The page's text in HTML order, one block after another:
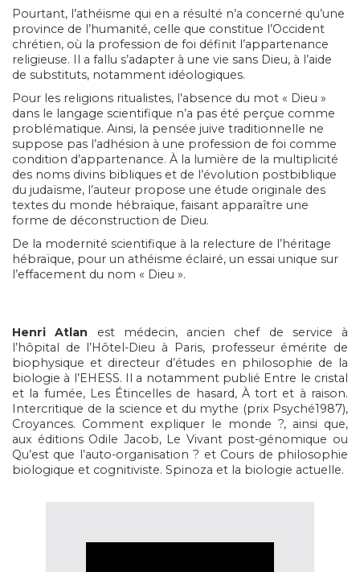
Pourtant, l’athéisme qui en a résulté n’a concerné qu’une
province de l’humanité, celle que constitue l’Occident
chrétien, où la profession de foi définit l’appartenance
religieuse. Il a fallu s’adapter à une vie sans Dieu, à l’aide
de substituts, notamment idéologiques.
Pour les religions ritualistes, l’absence du mot « Dieu »
dans le langage scientifique n’a pas été perçue comme
problématique. Ainsi, la pensée juive traditionnelle ne
suppose pas l’adhésion à une profession de foi comme
condition d’appartenance. À la lumière de la multiplicité
des noms divins bibliques et de l’évolution postbiblique
du judaïsme, l’auteur propose une étude originale des
textes du monde hébraïque, faisant apparaître une
forme de déconstruction de Dieu.
De la modernité scientifique à la relecture de l’héritage
hébraïque, pour un athéisme éclairé, un essai unique sur
l’effacement du nom « Dieu ».
Henri Atlan est médecin, ancien chef de service à
l’hôpital de l’Hôtel-Dieu à Paris, professeur émérite de
biophysique et directeur d’études en philosophie de la
biologie à l’EHESS. Il a notamment publié Entre le cristal
et la fumée, Les Étincelles de hasard, À tort et à raison.
Intercritique de la science et du mythe (prix Psyché1987),
Croyances. Comment expliquer le monde ?, ainsi que,
aux éditions Odile Jacob, Le Vivant post-génomique ou
Qu’est que l’auto-organisation ? et Cours de philosophie
biologique et cognitiviste. Spinoza et la biologie actuelle.